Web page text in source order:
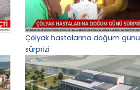
Çölyak hastalarına doğum günü
sürprizi